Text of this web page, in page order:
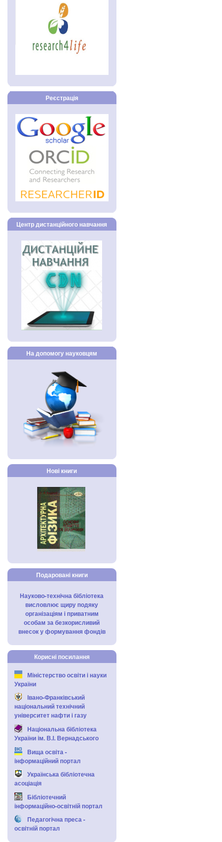
Реєстрація
Центр дистанційного навчання
На допомогу науковцям
Нові книги
Подаровані книги
Науково-технічна бібліотека
висловлює щиру подяку
організаціям і приватним
особам за безкорисливий
внесок у формування фондів
Корисні посилання
Міністерство освіти і науки
України
Івано-Франківський
національний технічний
університет нафти і газу
Національна бібліотека
України ім. В.І. Вернадського
Вища освіта -
інформаційний портал
Українська бібліотечна
асоціація
Бібліотечний
інформаційно-освітній портал
Педагогічна преса -
освітній портал